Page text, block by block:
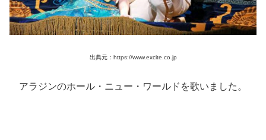
出典元：https://www.excite.co.jp
アラジンのホール・ニュー・ワールドを歌いました。